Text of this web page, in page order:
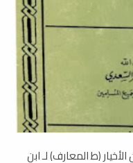
(ط المعارف) لـ ابن